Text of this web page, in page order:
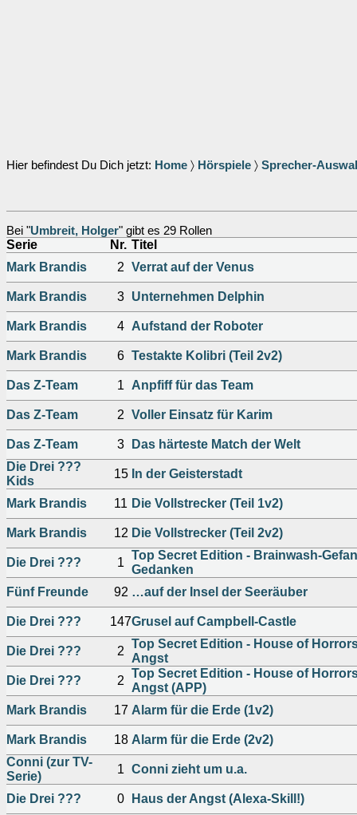
Hier befindest Du Dich jetzt: Home 〉 Hörspiele 〉 Sprecher-
Bei "Umbreit, Holger" gibt es 29 Rollen
Serie Nr. Titel
Mark Brandis
2 Verrat auf der Venus
Mark Brandis 3 Unternehmen Delphin
Mark Brandis 4 Aufstand der Roboter
Mark Brandis 6 Testakte Kolibri (Teil 2v2)
Das Z-Team 1 Anpfiff für das Team
Das Z-Team 2 Voller Einsatz für Karim
Das Z-Team 3
Das härteste Match der Welt
Die Drei ???
Kids
15 In der Geisterstadt
Mark Brandis 11 Die Vollstrecker (Teil 1v2)
Mark Brandis 12 Die Vollstrecker (Teil 2v2)
Die Drei ??? 1
Top Secret Edition - Brainwash-
Gedanken
Fünf Freunde
92 …auf der Insel der Seeräuber
Die Drei ??? 147Grusel auf Campbell-Castle
Die Drei ??? 2
Top Secret Edition - House of
Angst
Die Drei ???
2
Top Secret Edition - House of
Angst (APP)
Mark Brandis
17 Alarm für die Erde (1v2)
Mark Brandis 18 Alarm für die Erde (2v2)
Conni (zur TV-
Serie)
1 Conni zieht um u.a.
Die Drei ??? 0 Haus der Angst (Alexa-Skill!)